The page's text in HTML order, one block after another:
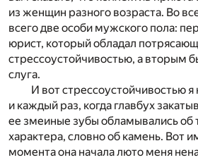
из женщин разного возраста. Во
всего две особи мужского пола:
юрист, который обладал
стрессоустойчивостью, а вторым
слуга.
И вот стрессоустойчивостью я
и каждый раз, когда главбух
ее змеиные зубы обламывались об
характера, словно об камень. Вот
момента она начала люто меня